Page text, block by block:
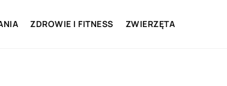
ZDROWIE I FITNESS ZWIERZĘTA